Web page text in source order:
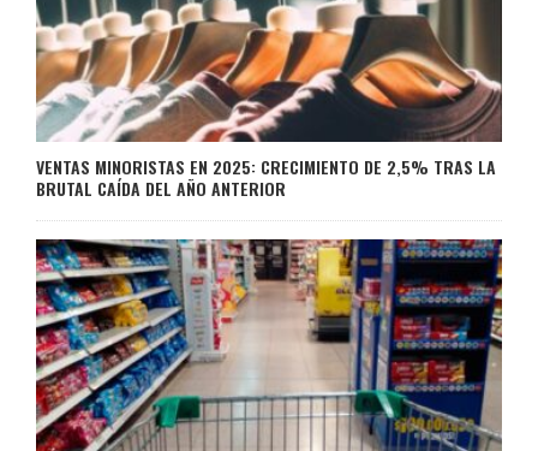
VENTAS MINORISTAS EN 2025: CRECIMIENTO DE 2,5% TRAS LA
BRUTAL CAÍDA DEL AÑO ANTERIOR